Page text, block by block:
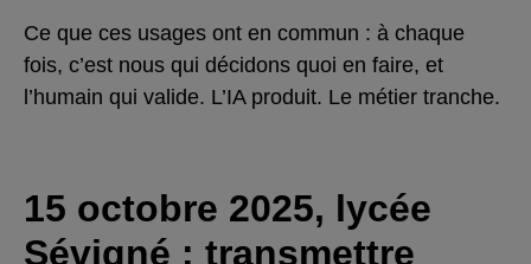
Ce que ces usages ont en commun : à chaque
fois, c’est nous qui décidons quoi en faire, et
l’humain qui valide. L’IA produit. Le métier tranche.
15 octobre 2025, lycée
Sévigné : transmettre